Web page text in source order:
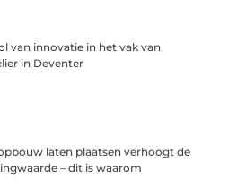
van innovatie in het vak van
in Deventer
laten plaatsen verhoogt de
– dit is waarom